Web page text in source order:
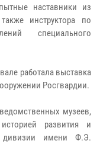
наставники из
инструктора по
специального
работала выставка
Росгвардии.
музеев,
развития и
дивизии имени Ф.Э.